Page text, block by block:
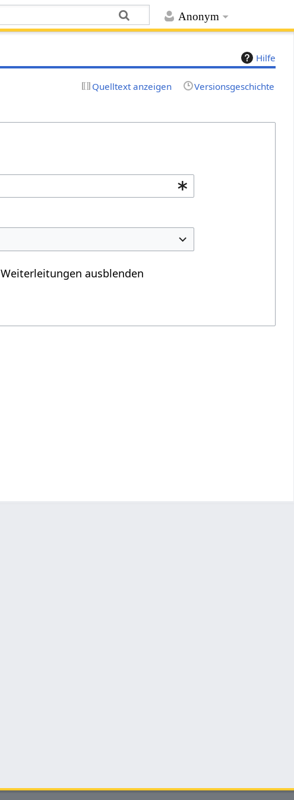
Anonym
Hilfe
Quelltext anzeigen Versionsgeschichte
Weiterleitungen ausblenden